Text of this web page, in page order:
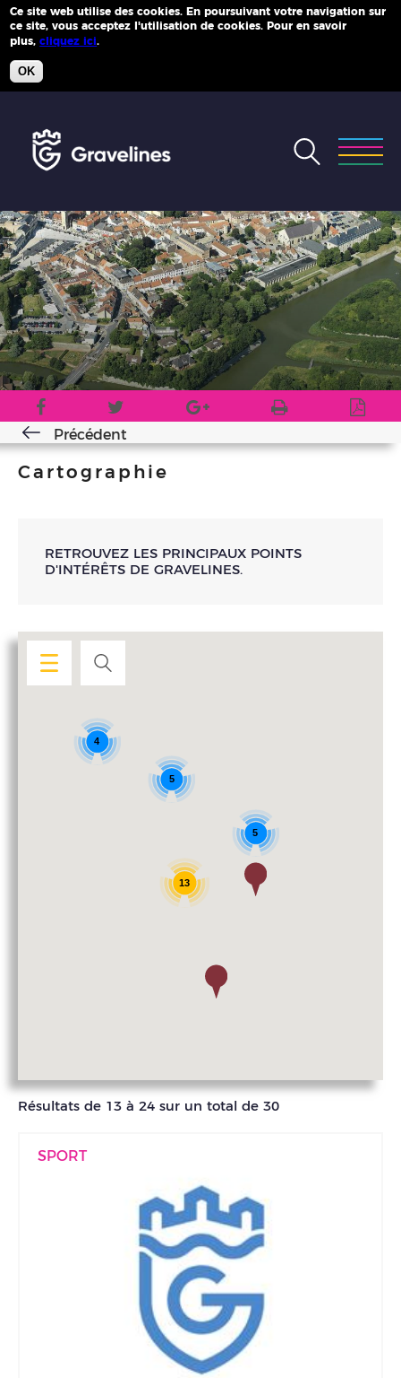
Ce site web utilise des cookies. En poursuivant votre navigation sur
ce site, vous acceptez l'utilisation de cookies. Pour en savoir
plus,cliquez ici.
OK
Précédent
Cartographie
RETROUVEZ LES PRINCIPAUX POINTS
D'INTÉRÊTS DE GRAVELINES.
13
4
5
5
Résultats de 13 à 24 sur un total de 30
SPORT